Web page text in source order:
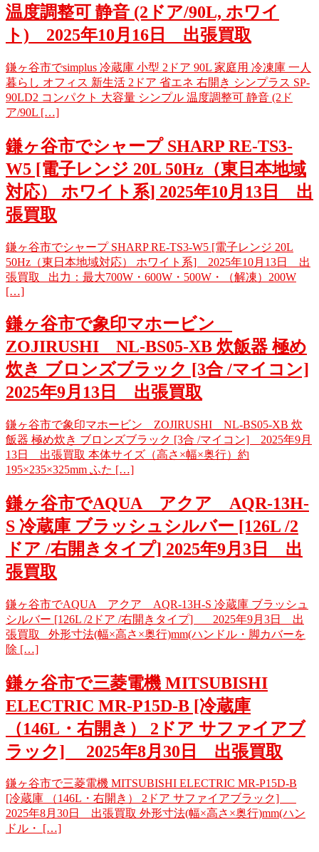
温度調整可 静音 (2ドア/90L, ホワイ
ト) 2025年10月16日 出張買取
鎌ヶ谷市でsimplus 冷蔵庫 小型 2ドア 90L 家庭用 冷凍庫 一人
暮らし オフィス 新生活 2ドア 省エネ 右開き シンプラス SP-
90LD2 コンパクト 大容量 シンプル 温度調整可 静音 (2ド
ア/90L […]
鎌ヶ谷市でシャープ SHARP RE-TS3-
W5 [電子レンジ 20L 50Hz（東日本地域
対応） ホワイト系] 2025年10月13日 出
張買取
鎌ヶ谷市でシャープ SHARP RE-TS3-W5 [電子レンジ 20L
50Hz（東日本地域対応） ホワイト系] 2025年10月13日 出
張買取 出力：最大700W・600W・500W・（解凍）200W
[…]
鎌ヶ谷市で象印マホービン
ZOJIRUSHI NL-BS05-XB 炊飯器 極め
炊き ブロンズブラック [3合 /マイコン]
2025年9月13日 出張買取
鎌ヶ谷市で象印マホービン ZOJIRUSHI NL-BS05-XB 炊
飯器 極め炊き ブロンズブラック [3合 /マイコン] 2025年9月
13日 出張買取 本体サイズ（高さ×幅×奥行）約
195×235×325mm ふた […]
鎌ヶ谷市でAQUA アクア AQR-13H-
S 冷蔵庫 ブラッシュシルバー [126L /2
ドア /右開きタイプ] 2025年9月3日 出
張買取
鎌ヶ谷市でAQUA アクア AQR-13H-S 冷蔵庫 ブラッシュ
シルバー [126L /2ドア /右開きタイプ] 2025年9月3日 出
張買取 外形寸法(幅×高さ×奥行)mm(ハンドル・脚カバーを
除 […]
鎌ヶ谷市で三菱電機 MITSUBISHI
ELECTRIC MR-P15D-B [冷蔵庫
（146L・右開き） 2ドア サファイアブ
ラック] 2025年8月30日 出張買取
鎌ヶ谷市で三菱電機 MITSUBISHI ELECTRIC MR-P15D-B
[冷蔵庫 （146L・右開き） 2ドア サファイアブラック]
2025年8月30日 出張買取 外形寸法(幅×高さ×奥行)mm(ハン
ドル・ […]